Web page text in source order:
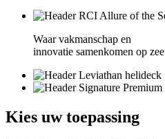
Waar vakmanschap en
innovatie samenkomen op zee
Kies uw toepassing